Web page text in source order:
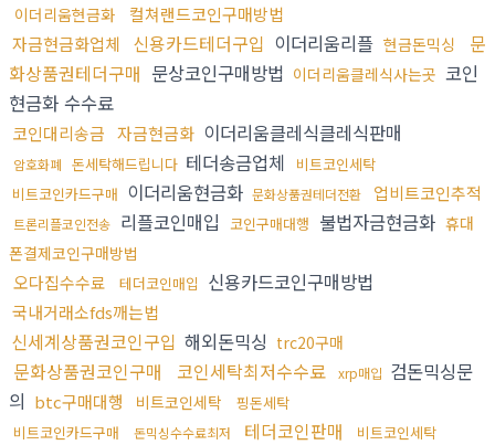
이더리움현금화
컬쳐랜드코인구매방법
자금현금화업체
신용카드테더구입 이더리움리플 현금돈믹싱
문
화상품권테더구매 문상코인구매방법 이더리움클레식사는곳 코인
현금화 수수료
코인대리송금 자금현금화 이더리움클레식클레식판매
암호화폐 돈세탁해드립니다 테더송금업체
비트코인세탁
비트코인카드구매 이더리움현금화 문화상품권테더전환 업비트코인추적
트론리플코인전송 리플코인매입 코인구매대행 불법자금현금화 휴대
폰결제코인구매방법
오다집수수료 테더코인매입 신용카드코인구매방법
국내거래소fds깨는법
신세계상품권코인구입 해외돈믹싱 trc20구매
문화상품권코인구매 코인세탁최저수수료 xrp매입 검돈믹싱문
의 btc구매대행 비트코인세탁
핑돈세탁
비트코인카드구매
돈믹싱수수료최저 테더코인판매
비트코인세탁